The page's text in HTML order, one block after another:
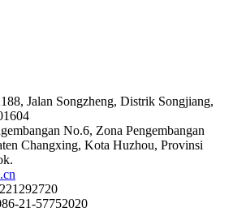
Jalan Songzheng, Distrik Songjiang,
No.6, Zona Pengembangan
Changxing, Kota Huzhou, Provinsi
21-57752020